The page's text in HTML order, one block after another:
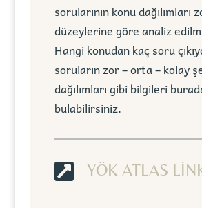
sorularının konu dağılımları
düzeylerine göre analiz
Hangi konudan kaç soru
soruların zor – orta – kolay
dağılımları gibi bilgileri
bulabilirsiniz.
 YÖK ATLAS